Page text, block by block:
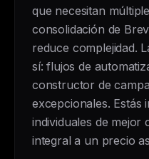
que necesitan
consolidación de
reduce complejidad.
sí: flujos de
constructor de
excepcionales. Estás
individuales de
integral a un precio